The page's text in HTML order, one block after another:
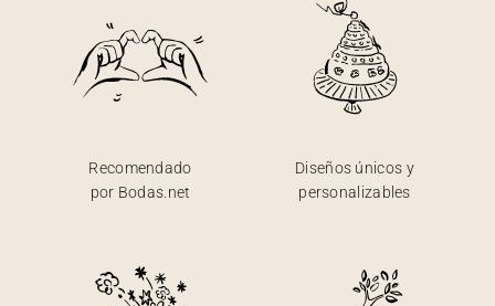
Recomendado
por Bodas.net
Diseños únicos y
personalizables